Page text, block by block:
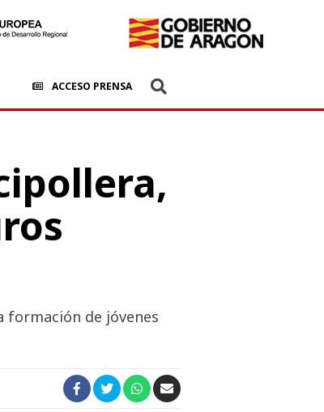
ACCESO PRENSA
formación de jóvenes